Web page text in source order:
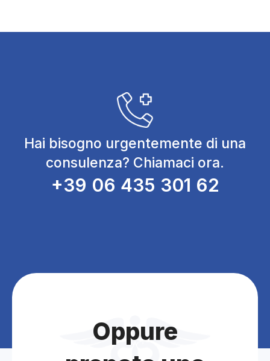
Hai bisogno urgentemente di una
consulenza? Chiamaci ora.
+39 06 435 301 62
Oppure